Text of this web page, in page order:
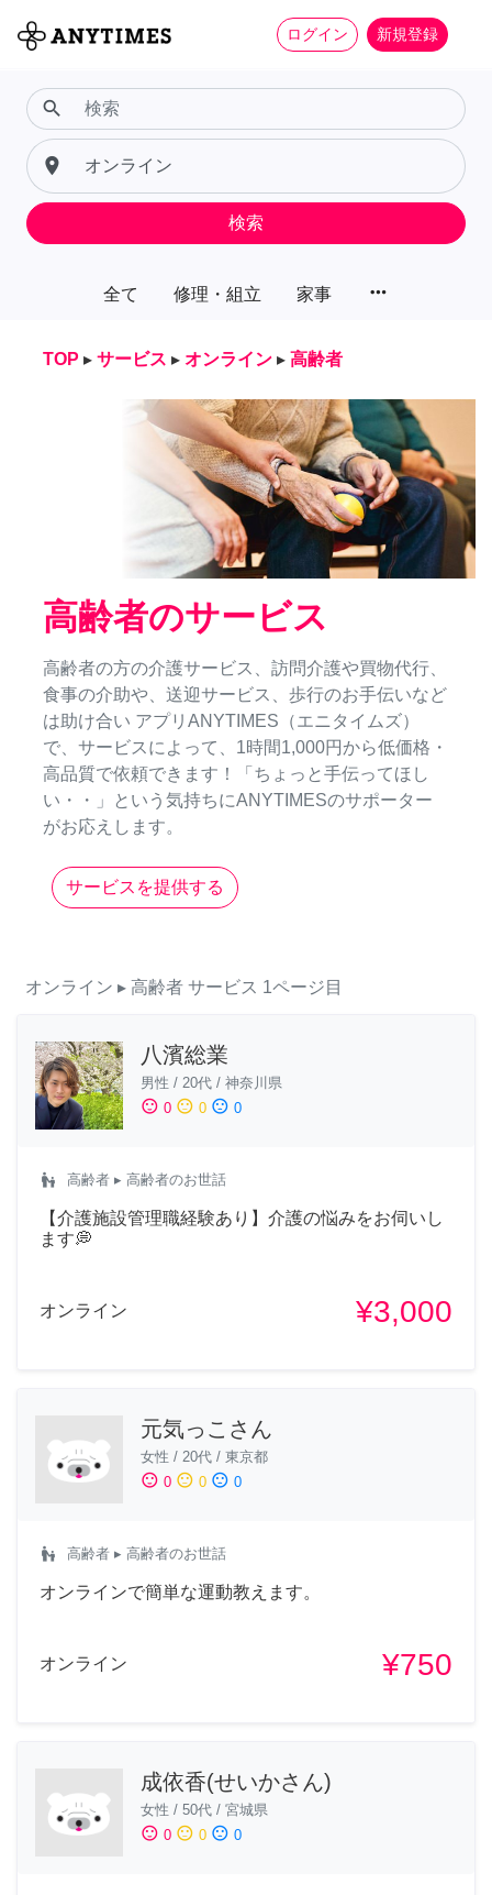
ログイン 新規登録
全て 修理・組立 家事 more_horiz
search
place
検索
TOP ▸ サービス ▸ オンライン ▸ 高齢者
高齢者のサービス
高齢者の方の介護サービス、訪問介護や買物代行、
食事の介助や、送迎サービス、歩行のお手伝いなど
は助け合い アプリANYTIMES（エニタイムズ）
で、サービスによって、1時間1,000円から低価格・
高品質で依頼できます！「ちょっと手伝ってほし
い・・」という気持ちにANYTIMESのサポーター
がお応えします。
サービスを提供する
オンライン ▸ 高齢者 サービス 1ページ目
八濱総業
男性 / 20代 / 神奈川県
sentiment_satisfied 0 sentiment_neutral 0 sentiment_dissatisfied 0
escalator_warning 高齢者 ▸ 高齢者のお世話
【介護施設管理職経験あり】介護の悩みをお伺いし
ます💭
オンライン ¥3,000
元気っこさん
女性 / 20代 / 東京都
sentiment_satisfied 0 sentiment_neutral 0 sentiment_dissatisfied 0
escalator_warning 高齢者 ▸ 高齢者のお世話
オンラインで簡単な運動教えます。
オンライン ¥750
成依香(せいかさん)
女性 / 50代 / 宮城県
sentiment_satisfied 0 sentiment_neutral 0 sentiment_dissatisfied 0